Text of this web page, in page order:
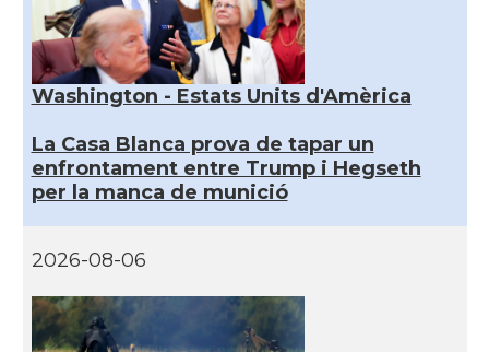
Washington - Estats Units d'Amèrica
La Casa Blanca prova de tapar un
enfrontament entre Trump i Hegseth
per la manca de munició
2026-08-06